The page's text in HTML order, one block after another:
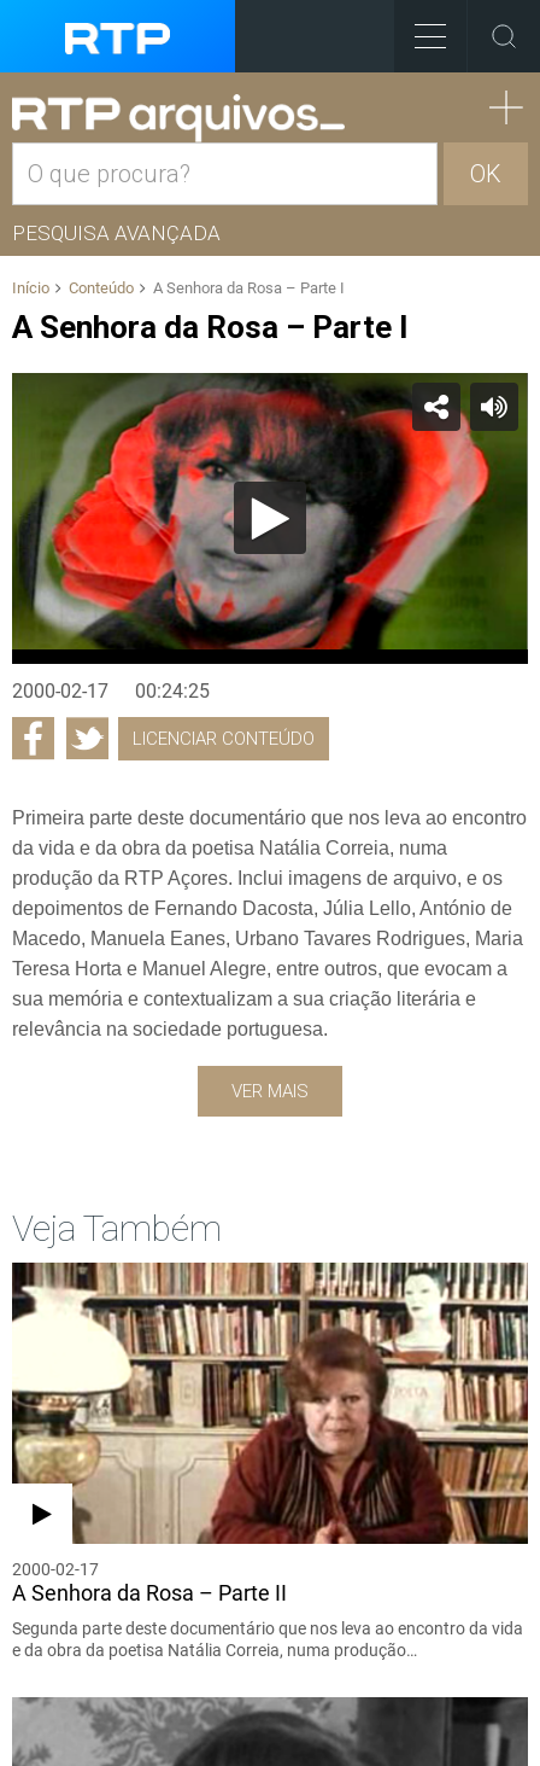
OK
PESQUISA AVANÇADA
Início Conteúdo A Senhora da Rosa – Parte I
A Senhora da Rosa – Parte I
2000-02-17 00:24:25
LICENCIAR CONTEÚDO
Primeira parte deste documentário que nos leva ao encontro
da vida e da obra da poetisa Natália Correia, numa
produção da RTP Açores. Inclui imagens de arquivo, e os
depoimentos de Fernando Dacosta, Júlia Lello, António de
Macedo, Manuela Eanes, Urbano Tavares Rodrigues, Maria
Teresa Horta e Manuel Alegre, entre outros, que evocam a
sua memória e contextualizam a sua criação literária e
relevância na sociedade portuguesa.
VER MAIS
Veja Também
2000-02-17
A Senhora da Rosa – Parte II
Segunda parte deste documentário que nos leva ao encontro da vida
e da obra da poetisa Natália Correia, numa produção…